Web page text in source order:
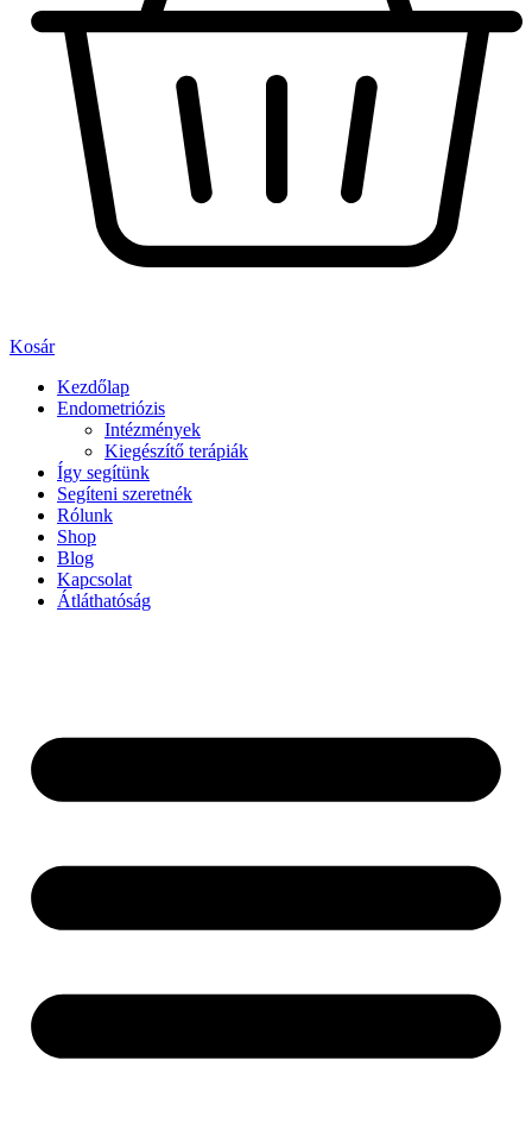
Kosár
Kezdőlap
Endometriózis
Intézmények
Kiegészítő terápiák
Így segítünk
Segíteni szeretnék
Rólunk
Shop
Blog
Kapcsolat
Átláthatóság